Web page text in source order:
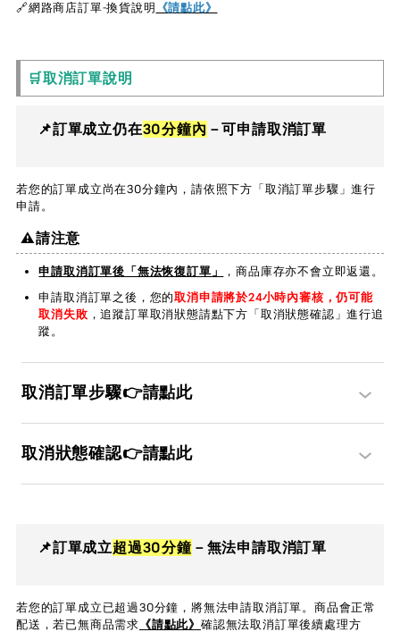
🔗網路商店訂單-換貨說明
《請點此》
🛒取消訂單說明
📌訂單成立仍在30分鐘內 －可申請取消訂單
若您的訂單成立尚在30分鐘內，請依照下方「取消訂單步驟」進行
申請。
⚠️請注意
申請取消訂單後「無法恢復訂單」
，商品庫存亦不會立即返還。
申請取消訂單之後，您的取消申請將於24小時內審核，仍可能
取消失敗 ，追蹤訂單取消狀態請點下方「取消狀態確認」進行追
蹤。
取消訂單步驟👉請點此
取消狀態確認👉請點此
📌訂單成立超過30分鐘－無法申請取消訂單
若您的訂單成立已超過30分鐘，將無法申請取消訂單。商品會正常
配送，若已無商品需求 《請點此》 確認無法取消訂單後續處理方